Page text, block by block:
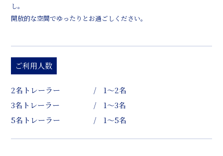
し。
開放的な空間でゆったりとお過ごしください。
ご利用人数
2名トレーラー
/ 1～2名
3名トレーラー
/ 1～3名
5名トレーラー
/ 1～5名